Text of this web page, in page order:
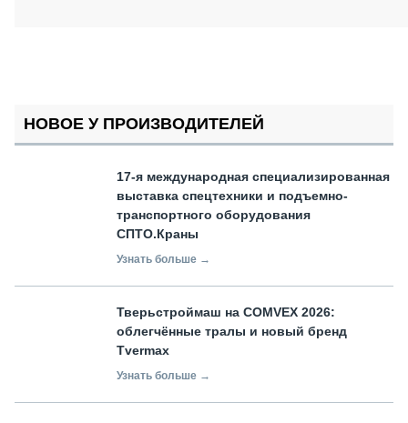
НОВОЕ У ПРОИЗВОДИТЕЛЕЙ
17-я международная специализированная
выставка спецтехники и подъемно-
транспортного оборудования
СПТО.Краны
Узнать больше →
Тверьстроймаш на COMVEX 2026:
облегчённые тралы и новый бренд
Tvermax
Узнать больше →